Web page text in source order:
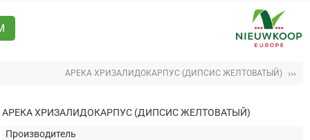
АРЕКА ХРИЗАЛИДОКАРПУС (ДИПСИС ЖЕЛТОВАТЫЙ) ›››
АРЕКА ХРИЗАЛИДОКАРПУС (ДИПСИС ЖЕЛТОВАТЫЙ)
Производитель